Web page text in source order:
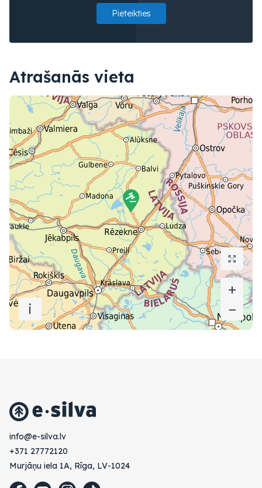
Pieteikties
Atrašanās vieta
+
−
i
+
−
vl.avlis-e@ofni
+371 27772120
Murjāņu iela 1A, Rīga, LV-1024